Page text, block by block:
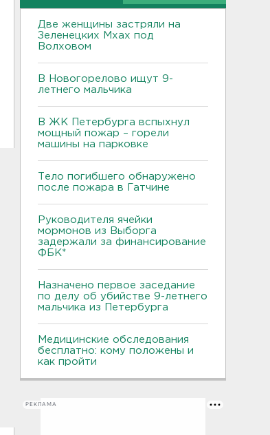
Две женщины застряли на
Зеленецких Мхах под
Волховом
В Новогорелово ищут 9-
летнего мальчика
В ЖК Петербурга вспыхнул
мощный пожар – горели
машины на парковке
Тело погибшего обнаружено
после пожара в Гатчине
Руководителя ячейки
мормонов из Выборга
задержали за финансирование
ФБК*
Назначено первое заседание
по делу об убийстве 9-летнего
мальчика из Петербурга
Медицинские обследования
бесплатно: кому положены и
как пройти
РЕКЛАМА